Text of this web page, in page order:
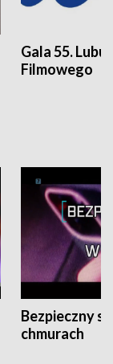
Gala 55.
Filmowego
Bezpieczny
chmurach